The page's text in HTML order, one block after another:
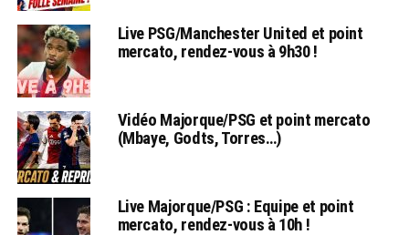
Live PSG/Manchester United et point
mercato, rendez-vous à 9h30 !
Vidéo Majorque/PSG et point mercato
(Mbaye, Godts, Torres…)
Live Majorque/PSG : Equipe et point
mercato, rendez-vous à 10h !